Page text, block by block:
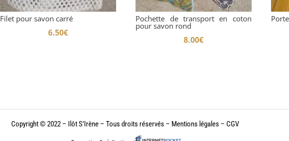
Filet pour savon carré
6.50€
Pochette de transport en coton
pour savon rond
8.00€
Copyright © 2022 – Ilôt S’Irène – Tous droits réservés – Mentions légales – CGV